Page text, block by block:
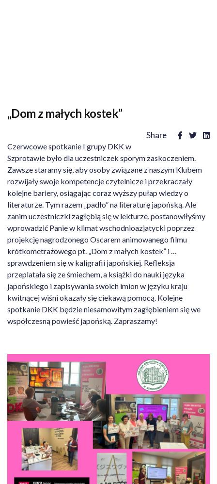
„Dom z małych kostek”
Share
Czerwcowe spotkanie I grupy DKK w
Szprotawie było dla uczestniczek sporym zaskoczeniem.
Zawsze staramy się, aby osoby związane z naszym Klubem
rozwijały swoje kompetencje czytelnicze i przekraczały
kolejne bariery, osiągając coraz wyższy pułap wiedzy o
literaturze. Tym razem „padło” na literaturę japońską. Ale
zanim uczestniczki zagłębią się w lekturze, postanowiłyśmy
wprowadzić Panie w klimat wschodnioazjatycki poprzez
projekcję nagrodzonego Oscarem animowanego filmu
krótkometrażowego pt. „Dom z małych kostek” i …
sprawdzeniem się w kaligrafii japońskiej. Refleksja
przeplatała się ze śmiechem, a książki do nauki języka
japońskiego i zapisywania swoich imion w języku kraju
kwitnącej wiśni okazały się ciekawą pomocą. Kolejne
spotkanie DKK będzie niesamowitym zagłębieniem się we
współczesną powieść japońską. Zapraszamy!